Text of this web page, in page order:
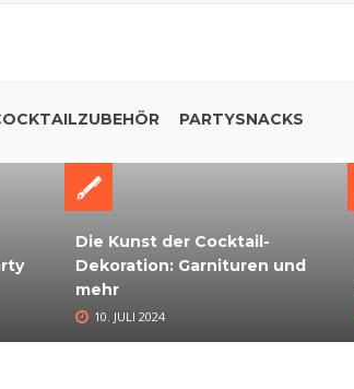
PARTYSNACKS
Die Kunst der Cocktail-
Dekoration: Garnituren und
mehr
10. JULI 2024